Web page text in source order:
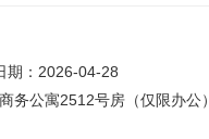
期：2026-04-28
务公寓2512号房（仅限办公）